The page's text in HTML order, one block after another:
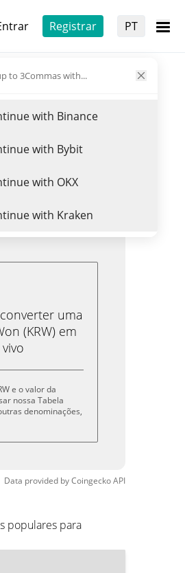
Registrar PT
to 3Commas with...
with Binance
with Bybit
with OKX
with Kraken
Trade de INX
uma
(KRW) em
e o valor da
nossa Tabela
denominações,
Data provided byCoingeckoAPI
populares para